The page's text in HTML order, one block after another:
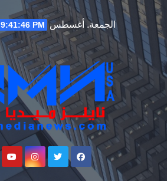
Skip
to
content
الجمعة. أغسطس 7th, 2026 9:41:47 PM